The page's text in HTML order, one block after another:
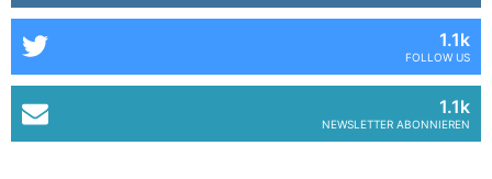
1.1k
FOLLOW US
1.1k
NEWSLETTER ABONNIEREN